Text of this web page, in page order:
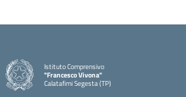
Istituto Comprensivo
"Francesco Vivona"
Calatafimi Segesta (TP)
— Visita la pagina iniziale della scuola